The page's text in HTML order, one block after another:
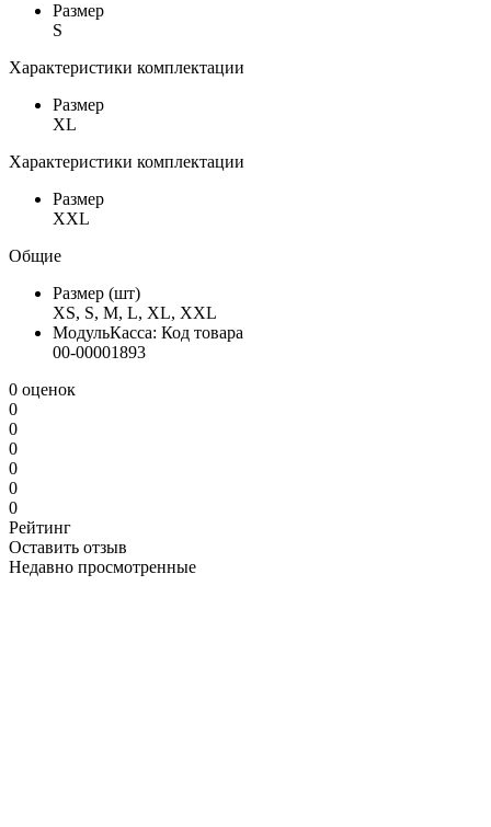
Размер
S
Характеристики комплектации
Размер
XL
Характеристики комплектации
Размер
XXL
Общие
Размер (шт)
XS, S, M, L, XL, XXL
МодульКасса: Код товара
00-00001893
0 оценок
0
0
0
0
0
0
Рейтинг
Оставить отзыв
Недавно просмотренные